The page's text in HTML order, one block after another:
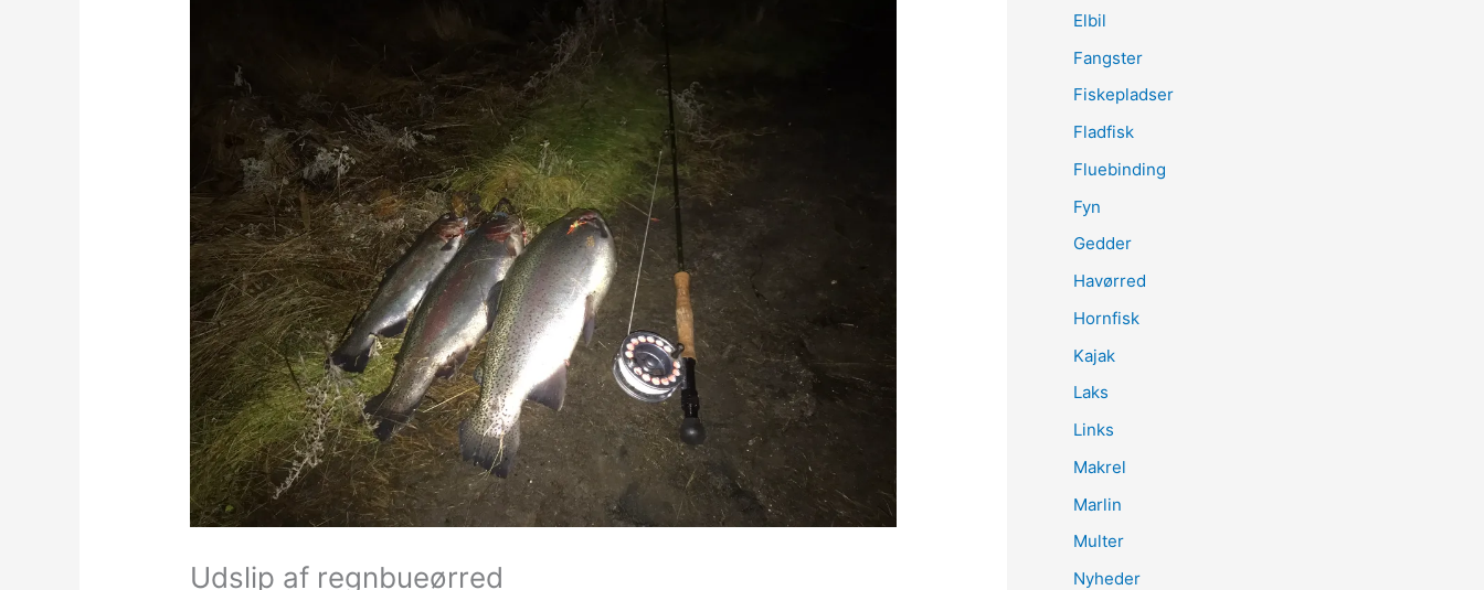
Udslip af regnbueørred
Elbil
Fangster
Fiskepladser
Fladfisk
Fluebinding
Fyn
Gedder
Havørred
Hornfisk
Kajak
Laks
Links
Makrel
Marlin
Multer
Nyheder